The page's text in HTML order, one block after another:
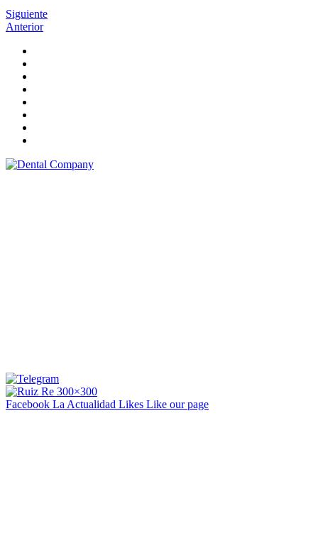
Siguiente
Anterior
Facebook La Actualidad Likes Like our page